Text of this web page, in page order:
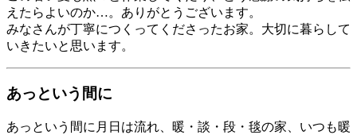
えたらよいのか…。ありがとうございます。
みなさんが丁寧につくってくださったお家。大切に暮らして
いきたいと思います。
あっという間に
あっという間に月日は流れ、暖・談・段・毯の家、いつも暖